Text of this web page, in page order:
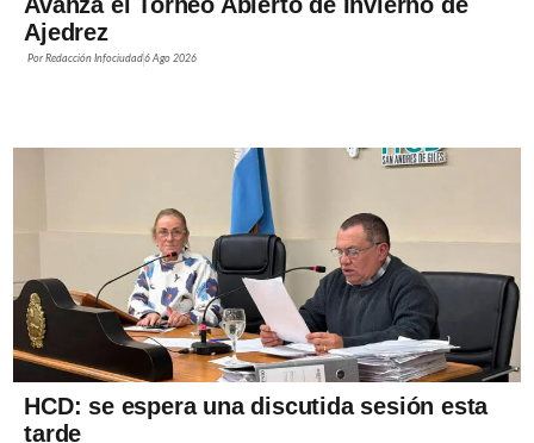
Ajedrez
PorRedacción Infociudad6 Ago 2026
HCD: se espera una discutida sesión esta
tarde